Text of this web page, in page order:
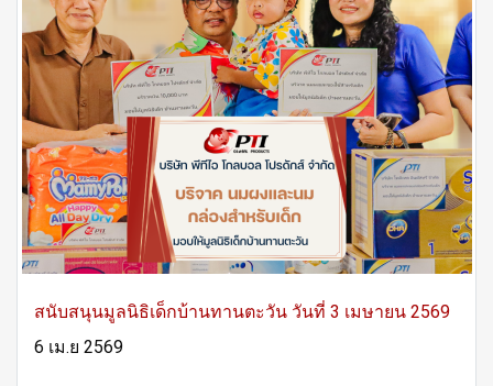
สนับสนุนมูลนิธิเด็กบ้านทานตะวัน วันที่ 3 เมษายน 2569
6 เม.ย 2569